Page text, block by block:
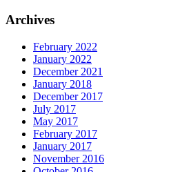
Archives
February 2022
January 2022
December 2021
January 2018
December 2017
July 2017
May 2017
February 2017
January 2017
November 2016